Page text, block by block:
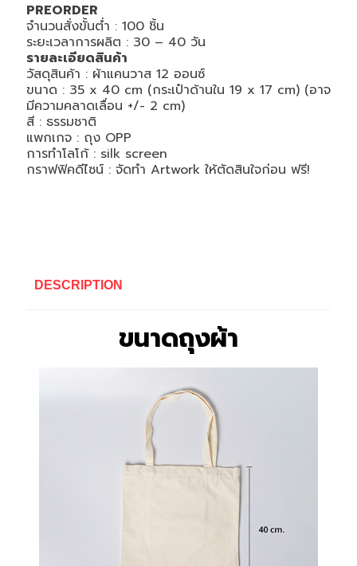
PREORDER
จำนวนสั่งขั้นต่ำ : 100 ชิ้น
ระยะเวลาการผลิต : 30 – 40 วัน
รายละเอียดสินค้า
วัสดุสินค้า : ผ้าแคนวาส 12 ออนซ์
ขนาด : 35 x 40 cm (กระเป๋าด้านใน 19 x 17 cm) (อาจ
มีความคลาดเลื่อน +/- 2 cm)
สี : ธรรมชาติ
แพกเกจ : ถุง OPP
การทำโลโก้ : silk screen
กราฟฟิคดีไซน์ : จัดทำ Artwork ให้ตัดสินใจก่อน ฟรี!
DESCRIPTION
ขนาดถุงผ้า